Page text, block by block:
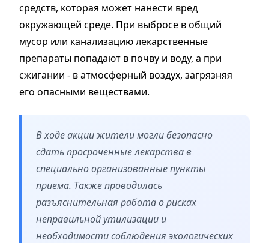
средств, которая может нанести вред
окружающей среде. При выбросе в общий
мусор или канализацию лекарственные
препараты попадают в почву и воду, а при
сжигании - в атмосферный воздух, загрязняя
его опасными веществами.
В ходе акции жители могли безопасно
сдать просроченные лекарства в
специально организованные пункты
приема. Также проводилась
разъяснительная работа о рисках
неправильной утилизации и
необходимости соблюдения экологических